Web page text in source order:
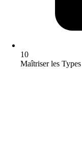
10
Maîtriser les Types